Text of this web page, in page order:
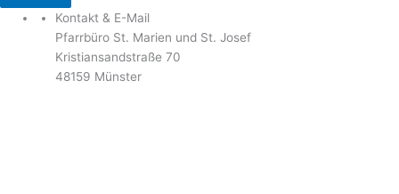
Kontakt & E-Mail
Pfarrbüro St. Marien und St. Josef
Kristiansandstraße 70
48159 Münster